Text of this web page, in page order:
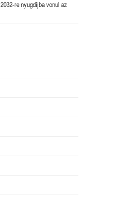
2032-re nyugdíjba vonul az